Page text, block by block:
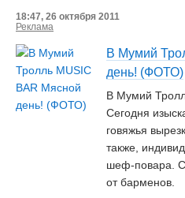
18:47, 26 октября 2011
Реклама
В Мумий
день! (ФОТО)
В Мумий
Сегодня
говяжья
также,
шеф-повара.
от барменов.